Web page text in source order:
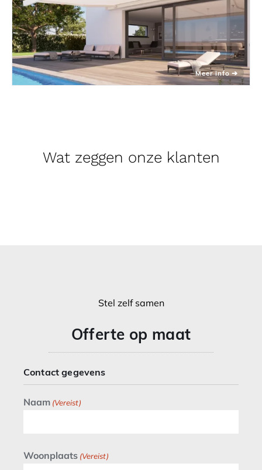
Wat zeggen onze klanten
Stel zelf samen
Offerte op maat
Contact gegevens
Naam (Vereist)
Woonplaats (Vereist)